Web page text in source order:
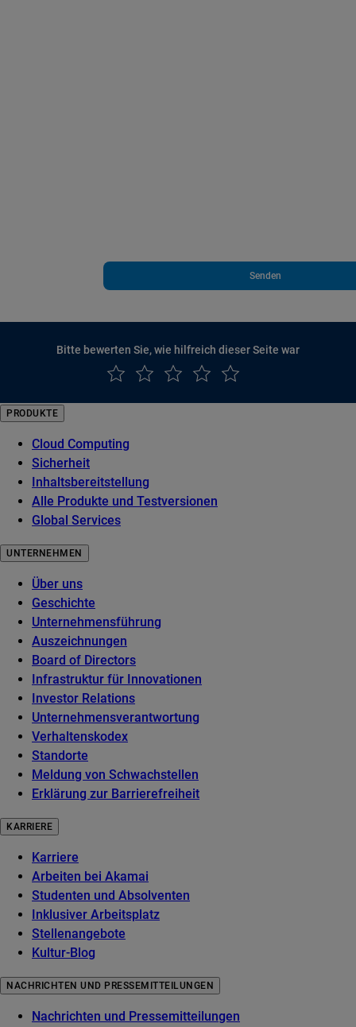
Senden
Bitte bewerten Sie, wie hilfreich dieser Seite war
PRODUKTE
Cloud Computing
Sicherheit
Inhaltsbereitstellung
Alle Produkte und Testversionen
Global Services
UNTERNEHMEN
Über uns
Geschichte
Unternehmensführung
Auszeichnungen
Board of Directors
Infrastruktur für Innovationen
Investor Relations
Unternehmensverantwortung
Verhaltenskodex
Standorte
Meldung von Schwachstellen
Erklärung zur Barrierefreiheit
KARRIERE
Karriere
Arbeiten bei Akamai
Studenten und Absolventen
Inklusiver Arbeitsplatz
Stellenangebote
Kultur-Blog
NACHRICHTEN UND PRESSEMITTEILUNGEN
Nachrichten und Pressemitteilungen